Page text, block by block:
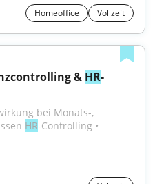
Homeoffice Vollzeit
& HR-
bei Monats-,
HR-Controlling •